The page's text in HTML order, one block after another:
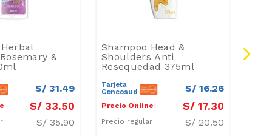
&
S/ 31.49
S/ 33.50
S/35.90
Shampoo Head &
Shoulders Anti
Resequedad 375ml
Tarjeta
Cencosud
S/ 16.26
Precio Online S/ 17.30
Precio regular S/20.50